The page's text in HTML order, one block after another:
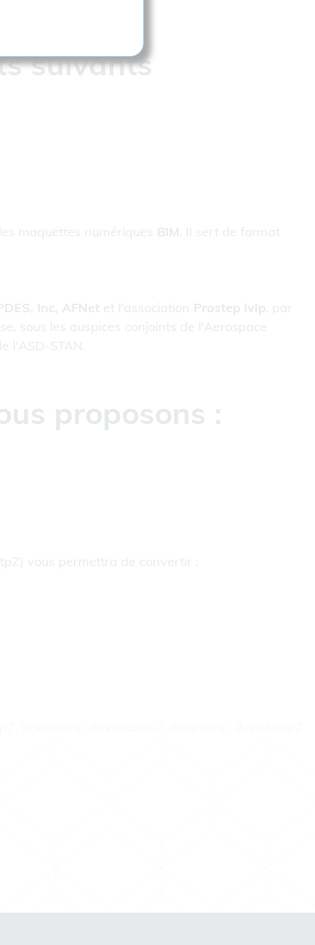
suivants
maquettes numériques BIM. Il sert de format
Inc, AFNet et l'association Prostep ivip, par
sous les auspices conjoints de l'Aerospace
l'ASD-STAN.
proposons :
vous permettra de convertir :